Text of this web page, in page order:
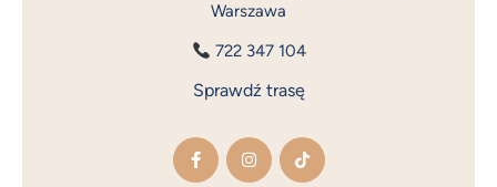
Warszawa
722 347 104
Sprawdź trasę